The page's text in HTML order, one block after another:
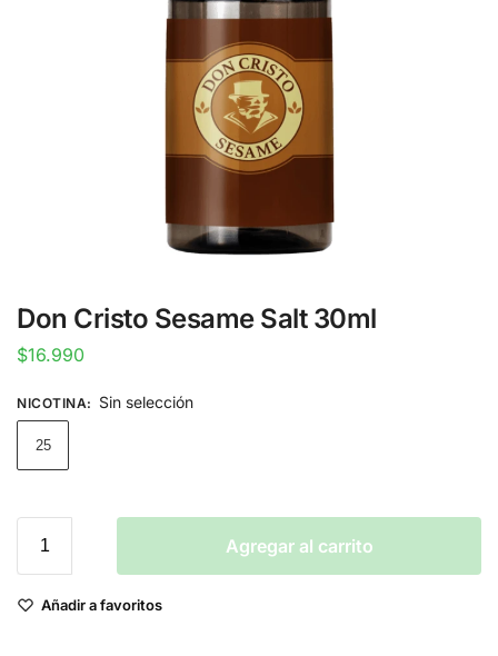
Don Cristo Sesame Salt 30ml
$16.990
NICOTINA: Sin selección
25
Agregar al carrito
Añadir a favoritos